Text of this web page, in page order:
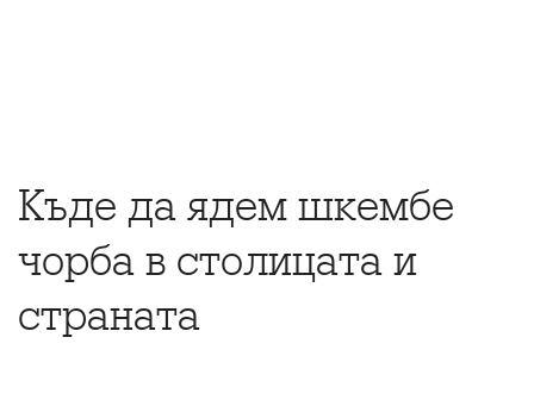
Къде да ядем шкембе
чорба в столицата и
страната